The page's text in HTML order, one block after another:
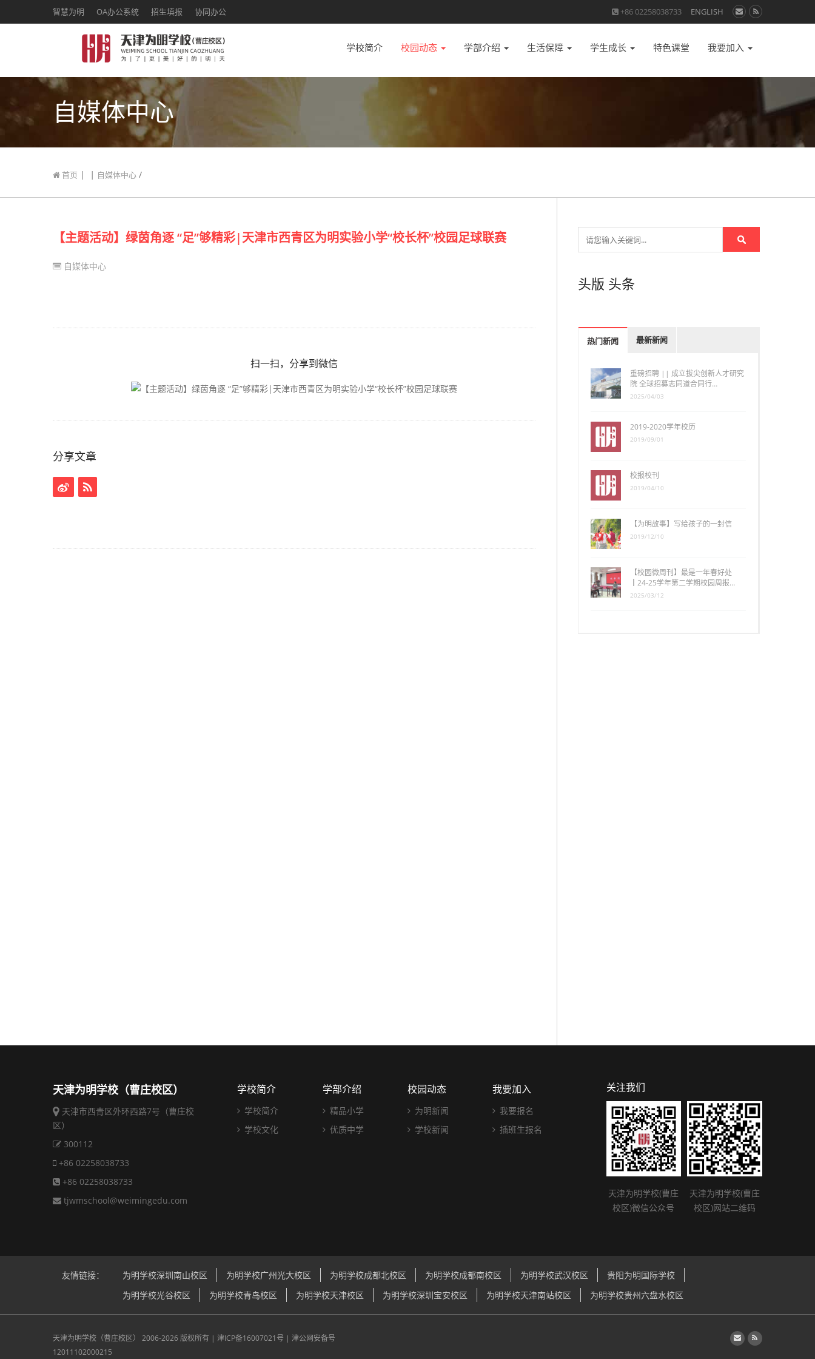
智慧为明 OA办公系统 招生填报 协同办公 +86 02258038733 ENGLISH
学校简介 校园动态 学部介绍 生活保障 学生成长 特色课堂 我要加入
自媒体中心
首页 | | 自媒体中心 /
【主题活动】绿茵角逐 “足”够精彩|天津市西青区为明实验小学“校长杯”校园足球联赛
自媒体中心
扫一扫，分享到微信
分享文章
头版 头条
热门新闻 最新新闻
重磅招聘 || 成立拔尖创新人才研究
院 全球招募志同道合同行…
2025/04/03
2019-2020学年校历
2019/09/01
校报校刊
2019/04/10
【为明故事】写给孩子的一封信
2019/12/10
【校园微周刊】最是一年春好处
┃24-25学年第二学期校园周报…
2025/03/12
天津为明学校（曹庄校区）
天津市西青区外环西路7号（曹庄校
区）
300112
+86 02258038733
+86 02258038733
tjwmschool@weimingedu.com
学校简介
学校简介
学校文化
学部介绍
精品小学
优质中学
校园动态
为明新闻
学校新闻
我要加入
我要报名
插班生报名
关注我们
天津为明学校(曹庄
校区)微信公众号
天津为明学校(曹庄
校区)网站二维码
友情链接： 为明学校深圳南山校区 为明学校广州光大校区 为明学校成都北校区 为明学校成都南校区 为明学校武汉校区
贵阳为明国际学校
为明学校光谷校区
为明学校青岛校区 为明学校天津校区 为明学校深圳宝安校区 为明学校天津南站校区 为明学校贵州六盘水校区
天津为明学校（曹庄校区） 2006-2026 版权所有 | 津ICP备16007021号 | 津公网安备号
12011102000215